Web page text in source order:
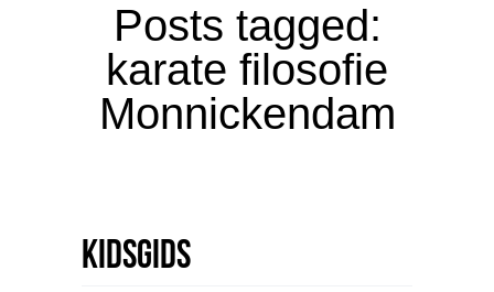
Posts tagged:
karate filosofie
Monnickendam
Kidsgids